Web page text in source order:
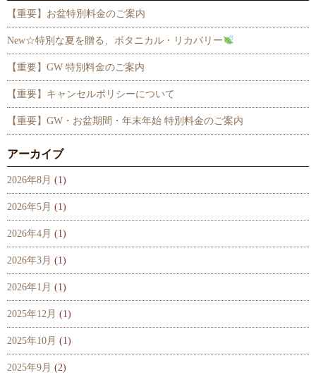
【重要】お盆特別料金のご案内
New☆特別な夏を贈る、ボタニカル・リカバリー
【重要】GW 特別料金のご案内
【重要】キャンセルポリシーについて
【重要】GW・お盆期間・年末年始 特別料金のご案内
アーカイブ
2026年8月 (1)
2026年5月 (1)
2026年4月 (1)
2026年3月 (1)
2026年1月 (1)
2025年12月 (1)
2025年10月 (1)
2025年9月 (2)